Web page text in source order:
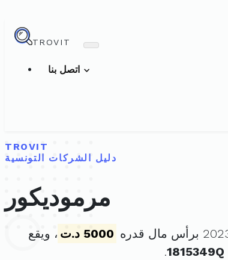
TROVIT
TROVIT
دليل الشركات التونسية
مرموديكور
5000 د.ت
، ويقع
1815349Q
.